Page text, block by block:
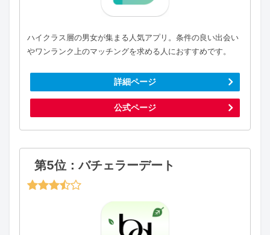
ハイクラス層の男女が集まる人気アプリ。条件の良い出会い
やワンランク上のマッチングを求める人におすすめです。
詳細ページ
公式ページ
第5位：バチェラーデート